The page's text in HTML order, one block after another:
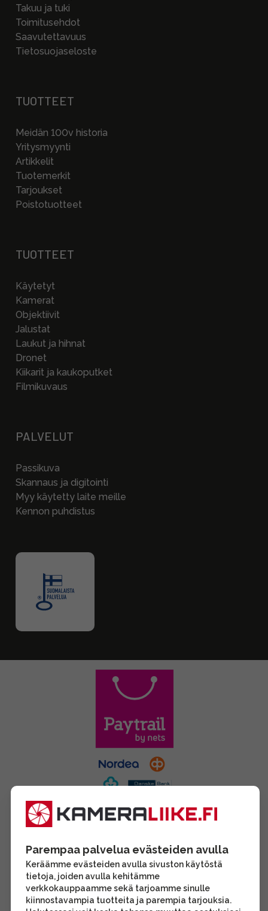
Takuu ja tuki
Toimitusehdot
Saavutettavuus
Tietosuojaseloste
TUOTTEET
Meidän 100v historia
Yritysmyynti
Artikkelit
Tuotemerkit
Tarjoukset
Poistotuotteet
TUOTTEET
Käytetyt
Kamerat
Objektiivit
Jalustat
Laukut ja hihnat
Dronet
Kiikarit ja kaukoputket
Filmikuvaus
PALVELUT
Passikuva
Skannaus ja digitointi
Myy käytetty laite meille
Kennon puhdistus
Parempaa palvelua evästeiden avulla
Keräämme evästeiden avulla sivuston käytöstä
tietoja, joiden avulla kehitämme
verkkokauppaamme sekä tarjoamme sinulle
kiinnostavampia tuotteita ja parempia tarjouksia.